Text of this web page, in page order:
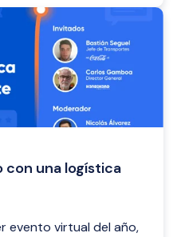
con una logística
evento virtual del año,